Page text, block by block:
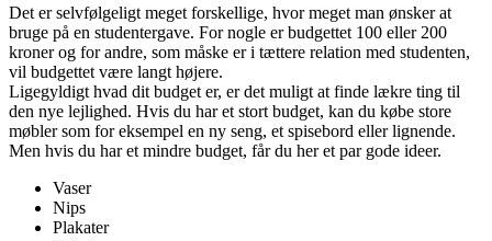
Det er selvfølgeligt meget forskellige, hvor meget man ønsker at
bruge på en studentergave. For nogle er budgettet 100 eller 200
kroner og for andre, som måske er i tættere relation med studenten,
vil budgettet være langt højere.
Ligegyldigt hvad dit budget er, er det muligt at finde lækre ting til
den nye lejlighed. Hvis du har et stort budget, kan du købe store
møbler som for eksempel en ny seng, et spisebord eller lignende.
Men hvis du har et mindre budget, får du her et par gode ideer.
Vaser
Nips
Plakater